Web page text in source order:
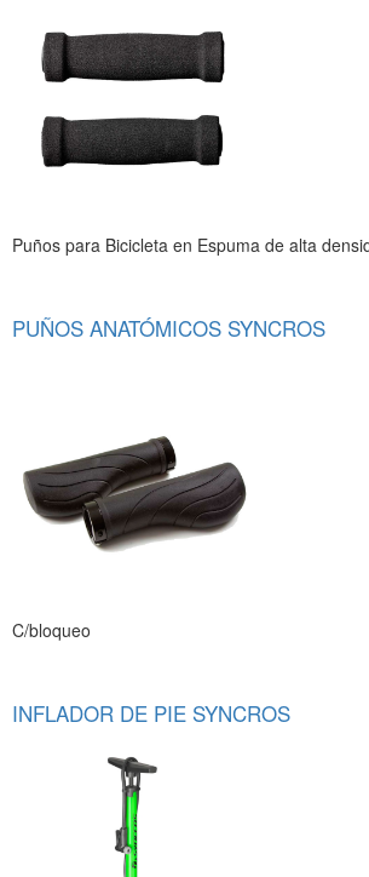
Puños para Bicicleta en Espuma de alta
PUÑOS ANATÓMICOS SYNCROS
C/bloqueo
INFLADOR DE PIE SYNCROS